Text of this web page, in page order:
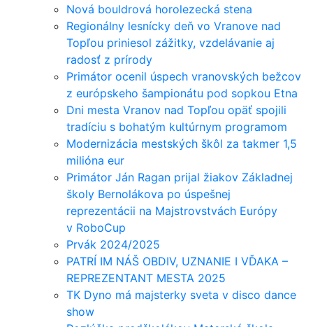
Nová bouldrová horolezecká stena
Regionálny lesnícky deň vo Vranove nad
Topľou priniesol zážitky, vzdelávanie aj
radosť z prírody
Primátor ocenil úspech vranovských bežcov
z európskeho šampionátu pod sopkou Etna
Dni mesta Vranov nad Topľou opäť spojili
tradíciu s bohatým kultúrnym programom
Modernizácia mestských škôl za takmer 1,5
milióna eur
Primátor Ján Ragan prijal žiakov Základnej
školy Bernolákova po úspešnej
reprezentácii na Majstrovstvách Európy
v RoboCup
Prvák 2024/2025
PATRÍ IM NÁŠ OBDIV, UZNANIE I VĎAKA –
REPREZENTANT MESTA 2025
TK Dyno má majsterky sveta v disco dance
show